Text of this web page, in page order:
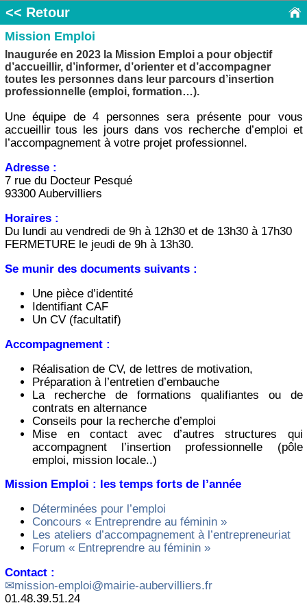
<< Retour
Mission Emploi
Inaugurée en 2023 la Mission Emploi a pour objectif
d’accueillir, d’informer, d’orienter et d’accompagner
toutes les personnes dans leur parcours d’insertion
professionnelle (emploi, formation…).
Une équipe de 4 personnes sera présente pour vous
accueillir tous les jours dans vos recherche d’emploi et
l’accompagnement à votre projet professionnel.
Adresse :
7 rue du Docteur Pesqué
93300 Aubervilliers
Horaires :
Du lundi au vendredi de 9h à 12h30 et de 13h30 à 17h30
FERMETURE le jeudi de 9h à 13h30.
Se munir des documents suivants :
Une pièce d’identité
Identifiant CAF
Un CV (facultatif)
Accompagnement :
Réalisation de CV, de lettres de motivation,
Préparation à l’entretien d’embauche
La recherche de formations qualifiantes ou de
contrats en alternance
Conseils pour la recherche d’emploi
Mise en contact avec d’autres structures qui
accompagnent l’insertion professionnelle (pôle
emploi, mission locale..)
Mission Emploi : les temps forts de l’année
Déterminées pour l’emploi
Concours « Entreprendre au féminin »
Les ateliers d’accompagnement à l’entrepreneuriat
Forum « Entreprendre au féminin »
Contact :
mission-emploi@mairie-aubervilliers.fr
01.48.39.51.24